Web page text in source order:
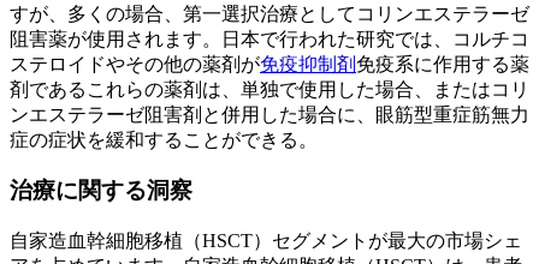
すが、多くの場合、第一選択治療としてコリンエステラーゼ
阻害薬が使用されます。日本で行われた研究では、コルチコ
ステロイドやその他の薬剤が免疫抑制剤 免疫系に作用する薬
剤であるこれらの薬剤は、単独で使用した場合、またはコリ
ンエステラーゼ阻害剤と併用した場合に、眼筋型重症筋無力
症の症状を緩和することができる。
治療に関する洞察
自家造血幹細胞移植（HSCT）セグメントが最大の市場シェ